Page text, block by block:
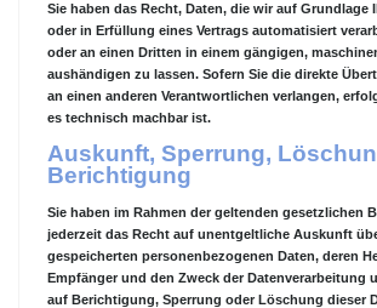
Sie haben das Recht, Daten, die wir auf Grundlage
oder in Erfüllung eines Vertrags automatisiert
oder an einen Dritten in einem gängigen,
aushändigen zu lassen. Sofern Sie die direkte
an einen anderen Verantwortlichen verlangen,
es technisch machbar ist.
Auskunft, Sperrung,
Berichtigung
Sie haben im Rahmen der geltenden gesetzlichen
jederzeit das Recht auf unentgeltliche Auskunft
gespeicherten personenbezogenen Daten, deren
Empfänger und den Zweck der Datenverarbeitung
auf Berichtigung, Sperrung oder Löschung dieser